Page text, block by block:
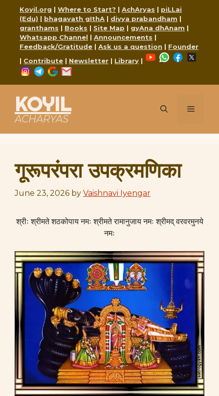
content
Koyil.org | Where to Start? | AchAryas | piLLai
(Edu) | bhagavath gIthA | divya prabandham |
granthams | Books | Site Map | gyAna dhAnam |
Whatsapp Channel | Announcements |
Feedback/Gratitude | Ask us a question | Founder
| Contribute | Newsletter | Library |
YouTubeWhatsApp
Facebook
Instagram
Telegram
Google
KOYIL
ACHARYAS
Menu
गूरूपरंपरा उपक्रमणिका
June 23, 2026 by Vaishnavi Iyengar
श्रीः श्रीमते शठकोपाय नमः श्रीमते रामानुजाय नमः श्रीमद् वरवरमुनये
नमः